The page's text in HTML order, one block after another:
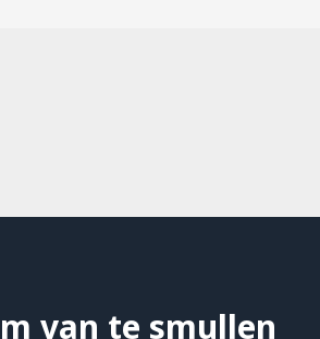
van te smullen